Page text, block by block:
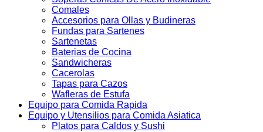
Comales
Accesorios para Ollas y Budineras
Fundas para Sartenes
Sartenetas
Baterias de Cocina
Sandwicheras
Cacerolas
Tapas para Cazos
Wafleras de Estufa
Equipo para Comida Rapida
Equipo y Utensilios para Comida Asiatica
Platos para Caldos y Sushi